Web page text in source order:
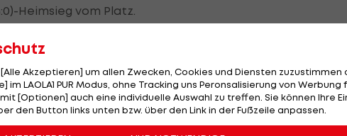
Heimsieg vom Platz.
Das 3:0 von
eine Flanke mit dem rechten Fuß, überlupft mit
knallt den Ball mit rechts ins linke Kreuzeck.
kann sich sehen lassen: Nach knapp über einem
24-jährige Offensivspieler gegen Valencia erstmals
Akzeptieren] um allen Zwecken, Cookies und Diensten zuzustimmen
im LAOLA1 PUR Modus, ohne Tracking uns Peronsalisierung von Werbung
[Optionen] auch eine individuelle Auswahl zu treffen. Sie können Ihre
den Button links unten bzw. über den Link in der Fußzeile anpassen.